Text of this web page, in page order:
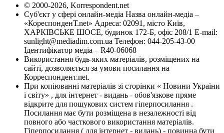
© 2000-2026, Korrespondent.net
Суб'єкт у сфері онлайн-медіа Назва онлайн-медіа –
«КореспонденТ.net» Адреса: 02091, місто Київ,
ХАРКІВСЬКЕ ШОСЕ, будинок 172-Б, офіс 208/1 E-mail:
sunlight@mediadim.com.ua Телефон: 044-205-43-00
Ідентифікатор медіа – R40-06068
Використання будь-яких матеріалів, розміщених на
сайті, дозволяється за умови посилання на
Корреспондент.net.
При копіюванні матеріалів зі сторінки « Новини України
і світу» , для інтернет - видань - обов'язкове пряме
відкрите для пошукових систем гіперпосилання .
Посилання має бути розміщена в незалежності від
повного або часткового використання матеріалів.
Гіперпосилання ( для інтернет - видань) - повинна бути